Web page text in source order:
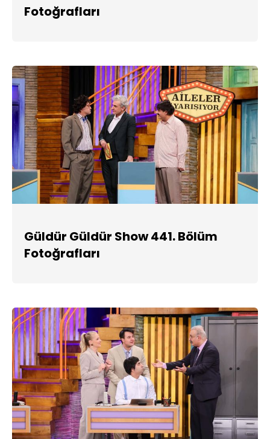
Fotoğrafları
Güldür Güldür Show 441. Bölüm
Fotoğrafları